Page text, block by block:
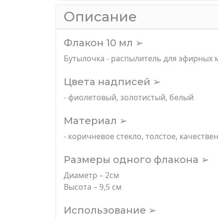
Описание
Флакон 10 мл ➢
Бутылочка - распылитель для эфирных
Цвета надписей ➢
- фиолетовый, золотистый, белый
Материал ➢
- коричневое стекло, толстое,
Размеры одного флакона ➢
Диаметр – 2см
Высота – 9,5 см
Использование ➢